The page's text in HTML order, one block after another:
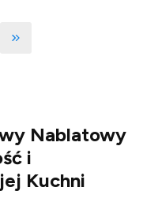
Przejdź do ostatniej
Nablatowy
i
Kuchni